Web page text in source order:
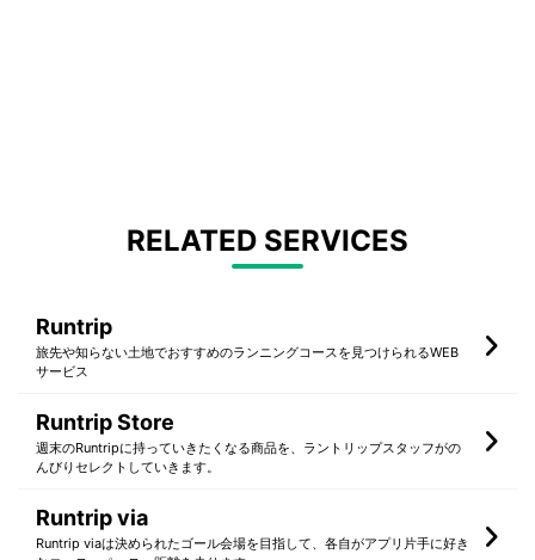
RELATED SERVICES
Runtrip
旅先や知らない土地でおすすめのランニングコースを見つけられるWEB
サービス
Runtrip Store
週末のRuntripに持っていきたくなる商品を、ラントリップスタッフがの
んびりセレクトしていきます。
Runtrip via
Runtrip viaは決められたゴール会場を目指して、各自がアプリ片手に好き